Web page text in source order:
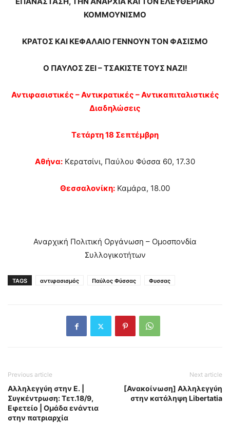
ΚΟΜΜΟΥΝΙΣΜΟ
ΚΡΑΤΟΣ ΚΑΙ ΚΕΦΑΛΑΙΟ ΓΕΝΝΟΥΝ ΤΟΝ ΦΑΣΙΣΜΟ
Ο ΠΑΥΛΟΣ ΖΕΙ – ΤΣΑΚΙΣΤΕ ΤΟΥΣ ΝΑΖΙ!
Αντιφασιστικές – Αντικρατικές – Αντικαπιταλιστικές
Διαδηλώσεις
Τετάρτη 18 Σεπτέμβρη
Αθήνα: Κερατσίνι, Παύλου Φύσσα 60, 17.30
Θεσσαλονίκη: Καμάρα, 18.00
Αναρχική Πολιτική Οργάνωση – Ομοσπονδία
Συλλογικοτήτων
TAGS αντιφασισμός Παύλος Φύσσας Φυσσας
Previous article
Αλληλεγγύη στην Ε. |
Συγκέντρωση: Τετ.18/9,
Εφετείο | Ομάδα ενάντια
στην πατριαρχία
Next article
[Ανακοίνωση] Αλληλεγγύη
στην κατάληψη Libertatia